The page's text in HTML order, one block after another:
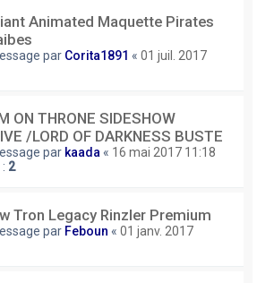
Animated Maquette Pirates
par Corita1891 « 01 juil. 2017
ON THRONE SIDESHOW
/LORD OF DARKNESS BUSTE
par kaada « 16 mai 2017 11:18
2
Tron Legacy Rinzler Premium
par Feboun « 01 janv. 2017